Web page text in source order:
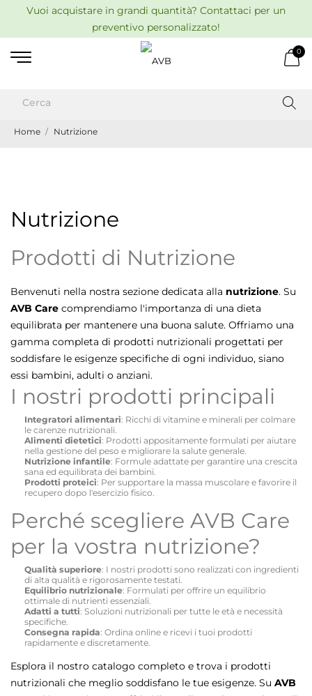
Vuoi acquistare in grandi quantità? Contattaci per un
preventivo personalizzato!
0
Home Nutrizione
Nutrizione
Prodotti di Nutrizione
Benvenuti nella nostra sezione dedicata alla nutrizione. Su
AVB Care comprendiamo l'importanza di una dieta
equilibrata per mantenere una buona salute. Offriamo una
gamma completa di prodotti nutrizionali progettati per
soddisfare le esigenze specifiche di ogni individuo, siano
essi bambini, adulti o anziani.
I nostri prodotti principali
Integratori alimentari: Ricchi di vitamine e minerali per colmare
le carenze nutrizionali.
Alimenti dietetici: Prodotti appositamente formulati per aiutare
nella gestione del peso e migliorare la salute generale.
Nutrizione infantile: Formule adattate per garantire una crescita
sana ed equilibrata dei bambini.
Prodotti proteici: Per supportare la massa muscolare e favorire il
recupero dopo l'esercizio fisico.
Perché scegliere AVB Care
per la vostra nutrizione?
Qualità superiore: I nostri prodotti sono realizzati con ingredienti
di alta qualità e rigorosamente testati.
Equilibrio nutrizionale: Formulati per offrire un equilibrio
ottimale di nutrienti essenziali.
Adatti a tutti: Soluzioni nutrizionali per tutte le età e necessità
specifiche.
Consegna rapida: Ordina online e ricevi i tuoi prodotti
rapidamente e discretamente.
Esplora il nostro catalogo completo e trova i prodotti
nutrizionali che meglio soddisfano le tue esigenze. Su AVB